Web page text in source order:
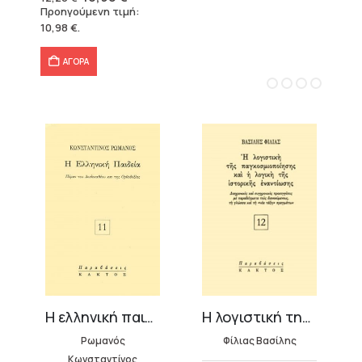
price
was:
τρέχουσα
τιμή
Προηγούμενη τιμή:
10,98 €.
ΑΓΟΡΑ
Η ελληνική παιδεία
Ρωμανός
Κωνσταντίνος
Η λογιστική της παγκοσμιοποίησης και η λογική της ιστορικής εναντίωσης
Φίλιας Βασίλης